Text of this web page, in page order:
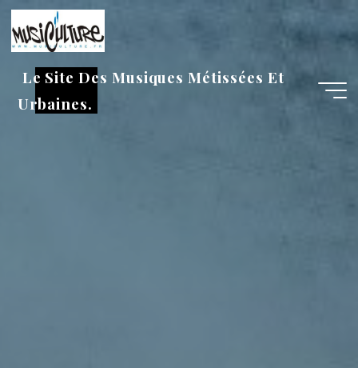
Aller
au
contenu
Le Site Des Musiques Métissées Et
Urbaines.